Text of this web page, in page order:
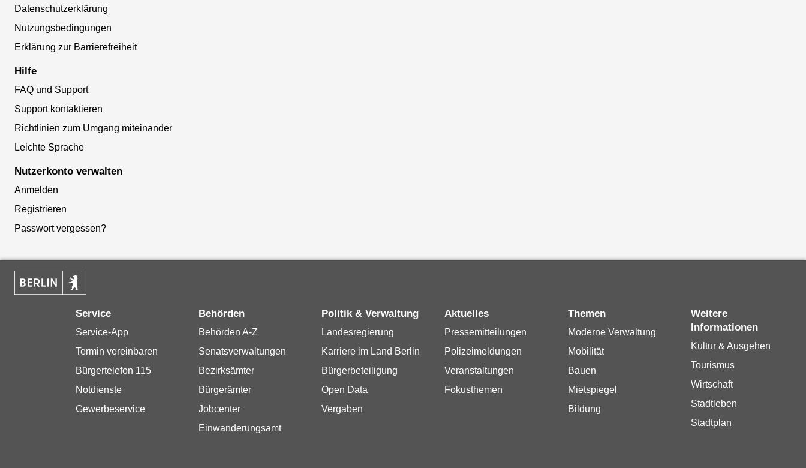
Datenschutzerklärung
Nutzungsbedingungen
Erklärung zur Barrierefreiheit
Hilfe
FAQ und Support
Support kontaktieren
Richtlinien zum Umgang miteinander
Leichte Sprache
Nutzerkonto verwalten
Anmelden
Registrieren
Passwort vergessen?
Service
Service-App
Termin vereinbaren
Bürgertelefon 115
Notdienste
Gewerbeservice
Behörden
Behörden A-Z
Senatsverwaltungen
Bezirksämter
Bürgerämter
Jobcenter
Einwanderungsamt
Politik & Verwaltung
Landesregierung
Karriere im Land Berlin
Bürgerbeteiligung
Open Data
Vergaben
Aktuelles
Pressemitteilungen
Polizeimeldungen
Veranstaltungen
Fokusthemen
Themen
Moderne Verwaltung
Mobilität
Bauen
Mietspiegel
Bildung
Weitere
Informationen
Kultur & Ausgehen
Tourismus
Wirtschaft
Stadtleben
Stadtplan